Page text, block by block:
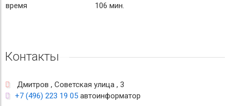
время
106 мин.
Контакты
Дмитров , Советская улица , 3
+7 (496) 223 19 05 автоинформатор